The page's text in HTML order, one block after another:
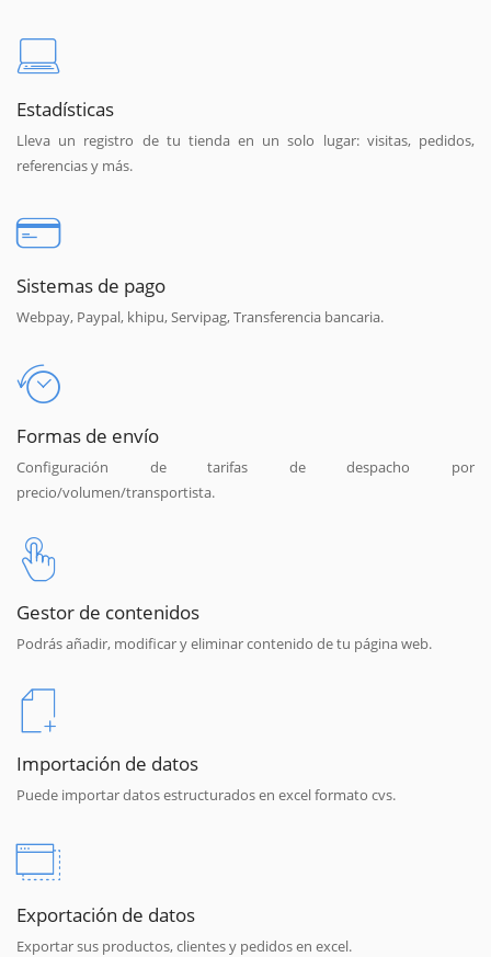
Estadísticas
Lleva un registro de tu tienda en un solo lugar: visitas, pedidos,
referencias y más.
Sistemas de pago
Webpay, Paypal, khipu, Servipag, Transferencia bancaria.
Formas de envío
Configuración de tarifas de despacho por
precio/volumen/transportista.
Gestor de contenidos
Podrás añadir, modificar y eliminar contenido de tu página web.
Importación de datos
Puede importar datos estructurados en excel formato cvs.
Exportación de datos
Exportar sus productos, clientes y pedidos en excel.